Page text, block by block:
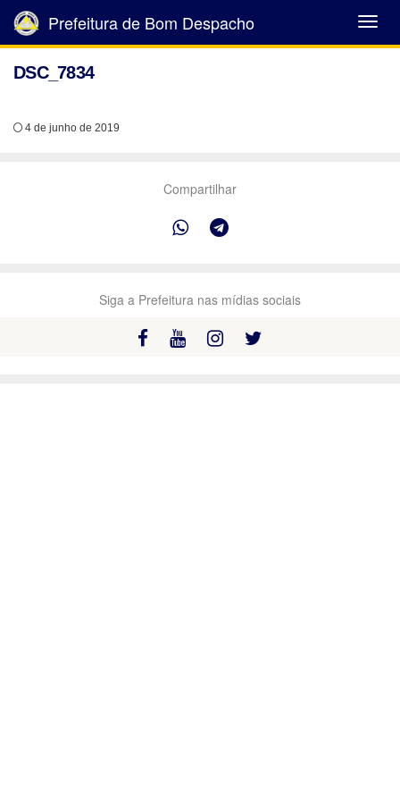
Abrir
Menu
Prefeitura de Bom Despacho
DSC_7834
4 de junho de 2019
Compartilhar
Siga a Prefeitura nas mídias sociais